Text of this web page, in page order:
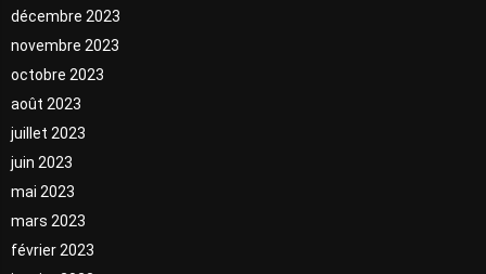
décembre 2023
novembre 2023
octobre 2023
août 2023
juillet 2023
juin 2023
mai 2023
mars 2023
février 2023